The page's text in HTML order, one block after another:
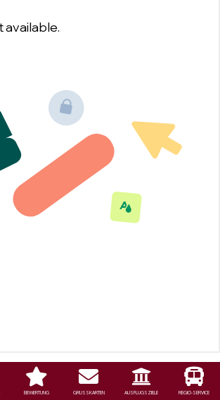
BEWERTUNG GRUSSKARTEN AUSFLUGSZIELE REGIO-SERVICE